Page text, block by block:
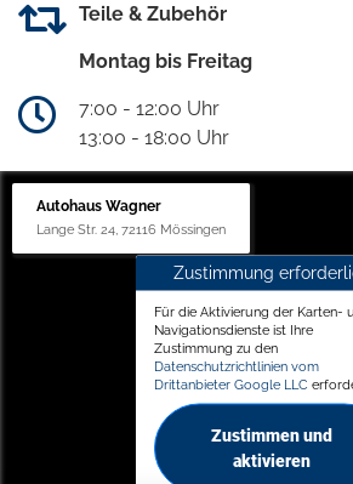
Teile & Zubehör
Montag bis Freitag
7:00 - 12:00 Uhr
13:00 - 18:00 Uhr
Autohaus Wagner
Lange Str. 24, 72116 Mössingen
Zustimmung
Für die Aktivierung der Karten-
Navigationsdienste ist Ihre
Zustimmung zu den
Datenschutzrichtlinien vom
Drittanbieter Google LLC
Zustimmen und
aktivieren